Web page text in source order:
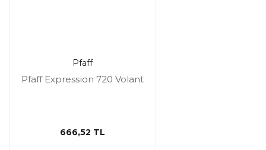
Pfaff
Pfaff Expression 720 Volant
666,52 TL